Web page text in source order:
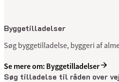
Byggetilladelser
Søg byggetilladelse, byggeri af
Se mere om: Byggetilladelser
Søg tilladelse til råden over